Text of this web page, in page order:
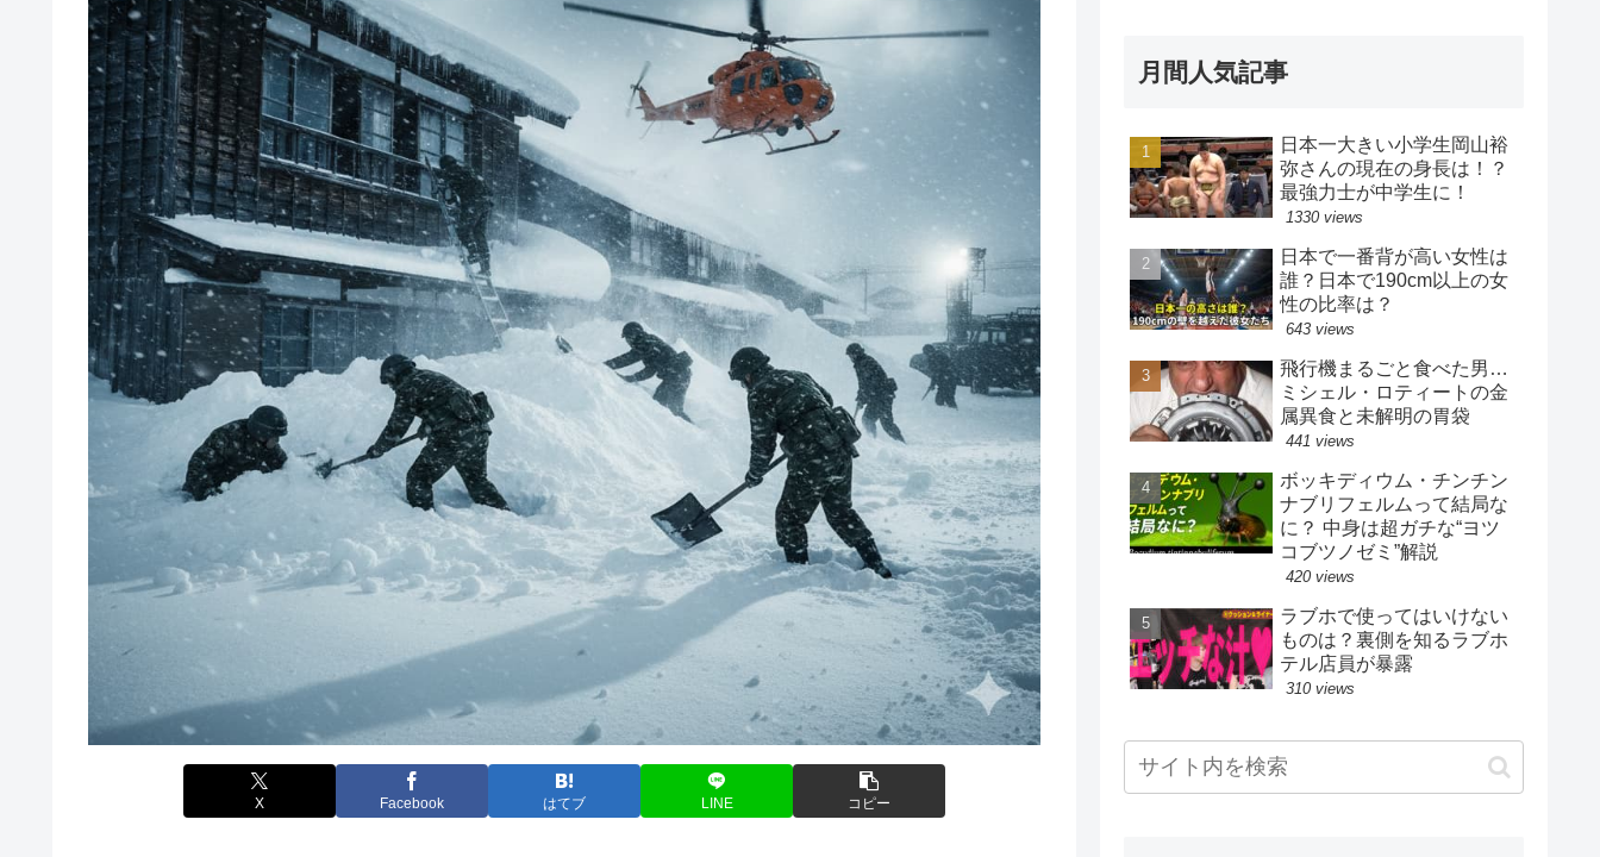
X Facebook はてブ LINE コピー
月間人気記事
日本一大きい小学生岡山裕
弥さんの現在の身長は！？
最強力士が中学生に！
1330 views
日本で一番背が高い女性は
誰？日本で190cm以上の女
性の比率は？
643 views
飛行機まるごと食べた男…
ミシェル・ロティートの金
属異食と未解明の胃袋
441 views
ボッキディウム・チンチン
ナブリフェルムって結局な
に？ 中身は超ガチな“ヨツ
コブツノゼミ”解説
420 views
ラブホで使ってはいけない
ものは？裏側を知るラブホ
テル店員が暴露
310 views